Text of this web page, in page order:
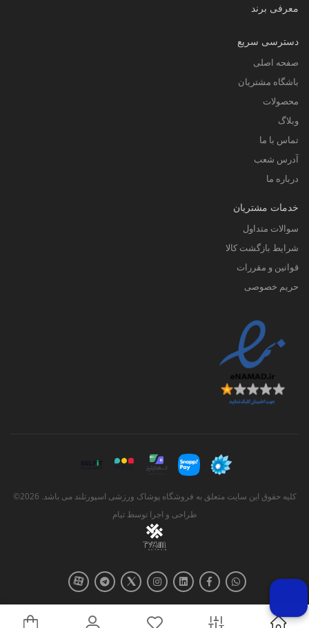
معرفی برند
دسترسی سریع
صفحه اصلی
باشگاه مشتریان
محصولات
وبلاگ
تماس با ما
آدرس شعب
درباره ما
خدمات مشتریان
سوالات متداول
شرایط بازگشت کالا
قوانین و مقررات
حریم خصوصی
کلیه حقوق این سایت متعلق به فروشگاه پوشاک ورزشی اسپورتلند می باشد. 2026©
طراحی و اجرا توسطتیام